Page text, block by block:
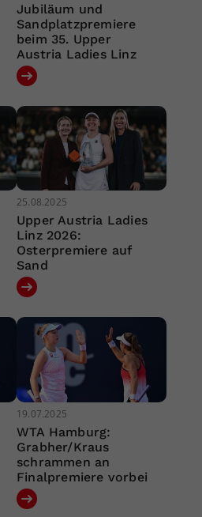
Jubiläum und
Sandplatzpremiere
beim 35. Upper
Austria Ladies Linz
25.08.2025
Upper Austria Ladies
Linz 2026:
Osterpremiere auf
Sand
19.07.2025
WTA Hamburg:
Grabher/Kraus
schrammen an
Finalpremiere vorbei